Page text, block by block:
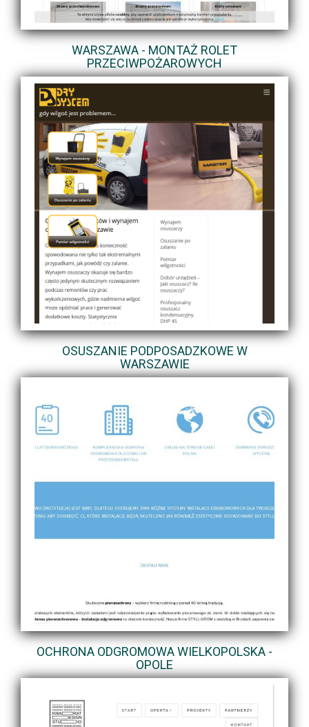
WARSZAWA - MONTAŻ ROLET
PRZECIWPOŻAROWYCH
OSUSZANIE PODPOSADZKOWE W
WARSZAWIE
OCHRONA ODGROMOWA WIELKOPOLSKA -
OPOLE